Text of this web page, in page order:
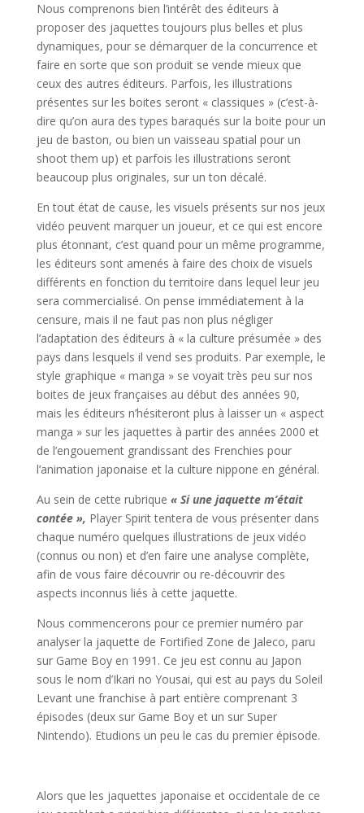
Nous comprenons bien l’intérêt des éditeurs à
proposer des jaquettes toujours plus belles et plus
dynamiques, pour se démarquer de la concurrence et
faire en sorte que son produit se vende mieux que
ceux des autres éditeurs. Parfois, les illustrations
présentes sur les boites seront « classiques » (c’est-à-
dire qu’on aura des types baraqués sur la boite pour un
jeu de baston, ou bien un vaisseau spatial pour un
shoot them up) et parfois les illustrations seront
beaucoup plus originales, sur un ton décalé.
En tout état de cause, les visuels présents sur nos jeux
vidéo peuvent marquer un joueur, et ce qui est encore
plus étonnant, c’est quand pour un même programme,
les éditeurs sont amenés à faire des choix de visuels
différents en fonction du territoire dans lequel leur jeu
sera commercialisé. On pense immédiatement à la
censure, mais il ne faut pas non plus négliger
l’adaptation des éditeurs à « la culture présumée » des
pays dans lesquels il vend ses produits. Par exemple, le
style graphique « manga » se voyait très peu sur nos
boites de jeux françaises au début des années 90,
mais les éditeurs n’hésiteront plus à laisser un « aspect
manga » sur les jaquettes à partir des années 2000 et
de l’engouement grandissant des Frenchies pour
l’animation japonaise et la culture nippone en général.
Au sein de cette rubrique « Si une jaquette m’était
contée », Player Spirit tentera de vous présenter dans
chaque numéro quelques illustrations de jeux vidéo
(connus ou non) et d’en faire une analyse complète,
afin de vous faire découvrir ou re-découvrir des
aspects inconnus liés à cette jaquette.
Nous commencerons pour ce premier numéro par
analyser la jaquette de Fortified Zone de Jaleco, paru
sur Game Boy en 1991. Ce jeu est connu au Japon
sous le nom d’Ikari no Yousai, qui est au pays du Soleil
Levant une franchise à part entière comprenant 3
épisodes (deux sur Game Boy et un sur Super
Nintendo). Etudions un peu le cas du premier épisode.
Alors que les jaquettes japonaise et occidentale de ce